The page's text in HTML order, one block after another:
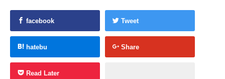
facebook Tweet
hatebu Share
Read Later